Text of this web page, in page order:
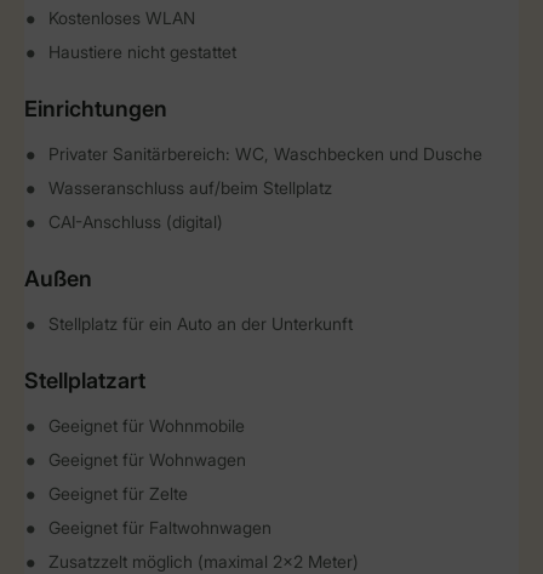
Kostenloses WLAN
Haustiere nicht gestattet
Einrichtungen
Privater Sanitärbereich: WC, Waschbecken und Dusche
Wasseranschluss auf/beim Stellplatz
CAI-Anschluss (digital)
Außen
Stellplatz für ein Auto an der Unterkunft
Stellplatzart
Geeignet für Wohnmobile
Geeignet für Wohnwagen
Geeignet für Zelte
Geeignet für Faltwohnwagen
Zusatzzelt möglich (maximal 2x2 Meter)